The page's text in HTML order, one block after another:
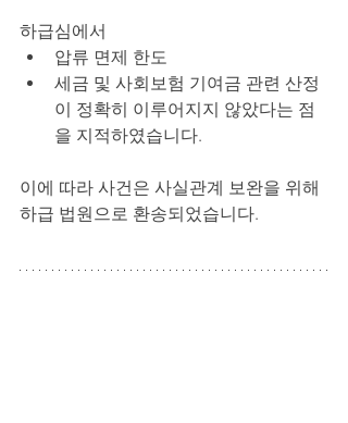
하급심에서
압류 면제 한도
세금 및 사회보험 기여금 관련 산정
이 정확히 이루어지지 않았다는 점
을 지적하였습니다.
이에 따라 사건은 사실관계 보완을 위해
하급 법원으로 환송되었습니다.